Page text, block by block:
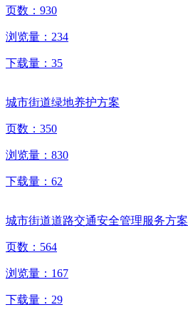
页数： 930
浏览量： 234
下载量： 35
城市街道绿地养护方案
页数： 350
浏览量： 830
下载量： 62
城市街道道路交通安全管理服务方案
页数： 564
浏览量： 167
下载量： 29